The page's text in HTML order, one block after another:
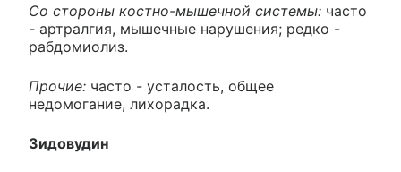
Со стороны костно-мышечной системы: часто
- артралгия, мышечные нарушения; редко -
рабдомиолиз.
Прочие: часто - усталость, общее
недомогание, лихорадка.
Зидовудин